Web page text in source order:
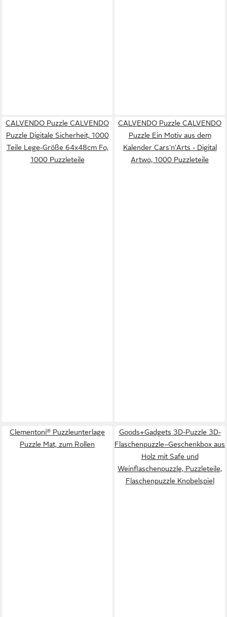
CALVENDO Puzzle CALVENDO
Puzzle Digitale Sicherheit, 1000
Teile Lege-Größe 64x48cm Fo,
1000 Puzzleteile
CALVENDO Puzzle CALVENDO
Puzzle Ein Motiv aus dem
Kalender Cars'n'Arts - Digital
Artwo, 1000 Puzzleteile
Clementoni® Puzzleunterlage
Puzzle Mat, zum Rollen
Goods+Gadgets 3D-Puzzle 3D-
Flaschenpuzzle–Geschenkbox aus
Holz mit Safe und
Weinflaschenpuzzle, Puzzleteile,
Flaschenpuzzle Knobelspiel